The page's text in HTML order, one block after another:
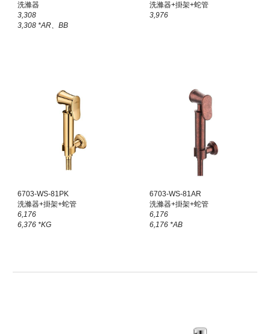
洗滌器
3,308
3,308 *AR、BB
洗滌器+掛架+蛇管
3,976
6703-WS-81PK
洗滌器+掛架+蛇管
6,176
6,376 *KG
6703-WS-81AR
洗滌器+掛架+蛇管
6,176
6,176 *AB